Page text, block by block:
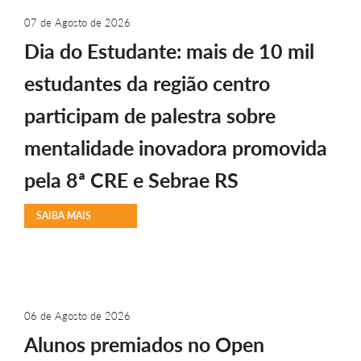
07 de Agosto de 2026
Dia do Estudante: mais de 10 mil
estudantes da região centro
participam de palestra sobre
mentalidade inovadora promovida
pela 8ª CRE e Sebrae RS
SAIBA MAIS
06 de Agosto de 2026
Alunos premiados no Open